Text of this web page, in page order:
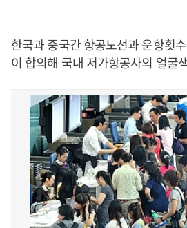
한국과 중국간 항공노선과 운항횟
이 합의해 국내 저가항공사의 얼굴